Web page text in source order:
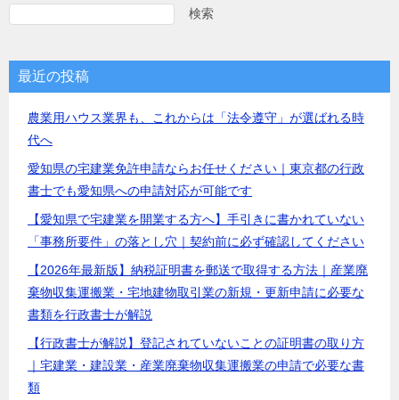
検索
最近の投稿
農業用ハウス業界も、これからは「法令遵守」が選ばれる時
代へ
愛知県の宅建業免許申請ならお任せください｜東京都の行政
書士でも愛知県への申請対応が可能です
【愛知県で宅建業を開業する方へ】手引きに書かれていない
「事務所要件」の落とし穴｜契約前に必ず確認してください
【2026年最新版】納税証明書を郵送で取得する方法｜産業廃
棄物収集運搬業・宅地建物取引業の新規・更新申請に必要な
書類を行政書士が解説
【行政書士が解説】登記されていないことの証明書の取り方
｜宅建業・建設業・産業廃棄物収集運搬業の申請で必要な書
類